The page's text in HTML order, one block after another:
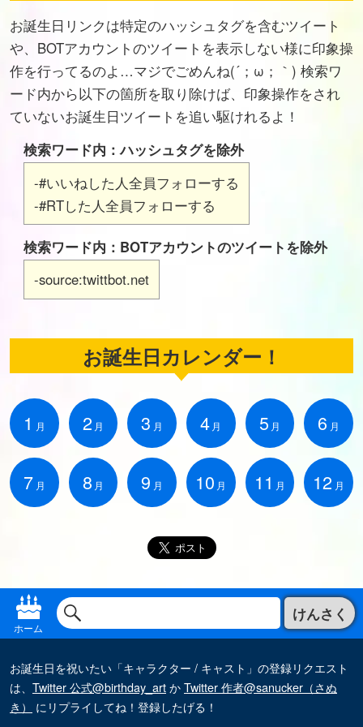
お誕生日リンクは特定のハッシュタグを含むツイート
や、BOTアカウントのツイートを表示しない様に印象操
作を行ってるのよ…マジでごめんね(´；ω；｀) 検索ワ
ード内から以下の箇所を取り除けば、印象操作をされ
ていないお誕生日ツイートを追い駆けれるよ！
検索ワード内：ハッシュタグを除外
-#いいねした人全員フォローする
-#RTした人全員フォローする
検索ワード内：BOTアカウントのツイートを除外
-source:twittbot.net
お誕生日カレンダー！
1 月 2 月 3 月 4 月 5 月 6 月
7 月 8 月 9 月 10 月 11 月 12 月
ホーム
けんさく
お誕生日を祝いたい「キャラクター / キャスト」の登録リクエスト
は、 Twitter 公式@birthday_artかTwitter 作者@sanucker（さぬ
き）
にリプライしてね！登録したげる！